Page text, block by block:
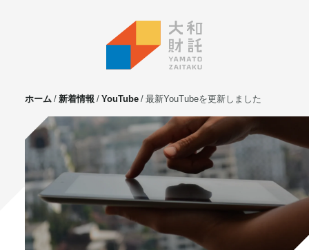
サービス
不動産投資
⼟地活⽤
マンション管理
賃貸管理
実需用戸建・マンション
ホテル事業
ホーム 新着情報 YouTube 最新YouTubeを更新しました